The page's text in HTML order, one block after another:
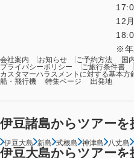
12
会社案内 お知らせ ご予約方法
国
プライバシーポリシー
ご旅行条件書
カスタマーハラスメントに対する基本方
船・飛行機
特集ページ 出発地
伊豆諸島からツアーを
伊豆大島 新島 式根島 神津島 八丈島
伊豆大島からツアーを